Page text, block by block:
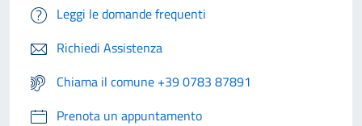
Leggi le domande frequenti
Richiedi Assistenza
Chiama il comune +39 0783 87891
Prenota un appuntamento